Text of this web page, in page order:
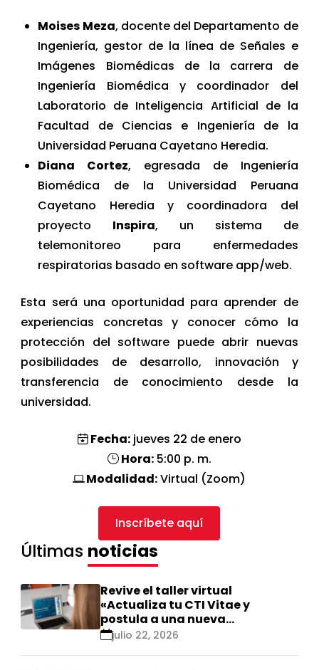
Moises Meza, docente del Departamento de
Ingeniería, gestor de la línea de Señales e
Imágenes Biomédicas de la carrera de
Ingeniería Biomédica y coordinador del
Laboratorio de Inteligencia Artificial de la
Facultad de Ciencias e Ingeniería de la
Universidad Peruana Cayetano Heredia.
Diana Cortez, egresada de Ingeniería
Biomédica de la Universidad Peruana
Cayetano Heredia y coordinadora del
proyecto Inspira, un sistema de
telemonitoreo para enfermedades
respiratorias basado en software app/web.
Esta será una oportunidad para aprender de
experiencias concretas y conocer cómo la
protección del software puede abrir nuevas
posibilidades de desarrollo, innovación y
transferencia de conocimiento desde la
universidad.
Fecha: jueves 22 de enero
Hora:5:00 p. m.
Modalidad:Virtual (Zoom)
Inscríbete aquí
Últimas noticias
Revive el taller virtual
«Actualiza tu CTI Vitae y
postula a una nueva
calificación Renacyt»
julio 22, 2026